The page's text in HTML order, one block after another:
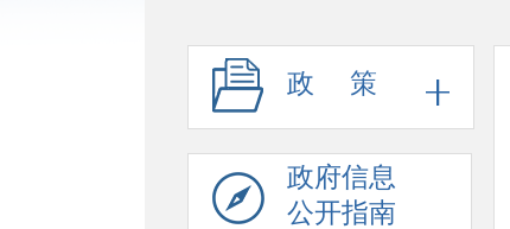
政 策
政府信息
公开指南